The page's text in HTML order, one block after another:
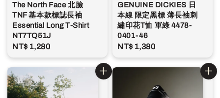
The North Face 北臉
TNF 基本款標誌長袖
Essential Long T-Shirt
NT7TQ51J
Regular
price
NT$ 1,280
GENUINE DICKIES 日
本線 限定黑標 薄長袖刺
繡印花T恤 軍綠 4478-
0401-46
Regular
price
NT$ 1,380